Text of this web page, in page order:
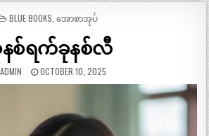
POSTED
BLUE BOOKS အောစာအုပ်
စ်ရက်ခုနစ်လီ
ADMIN OCTOBER 10, 2025